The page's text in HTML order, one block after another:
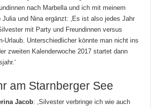
nach Marbella und ich mit meinem
Julia und Nina ergänzt: ‚Es ist also jedes Jahr
mit Party und Freundinnen versus
Urlaub. Unterschiedlicher könnte man nicht ins
zweiten Kalenderwoche 2017 startet dann
am Starnberger See
Jacob: ‚Silvester verbringe ich wie auch